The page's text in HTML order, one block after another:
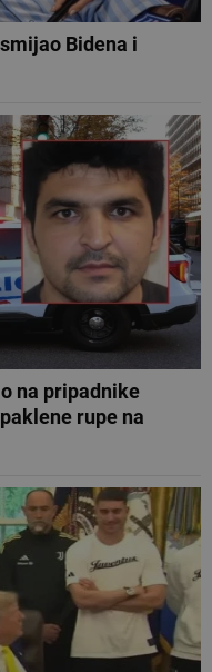
Bidena i
na pripadnike
rupe na